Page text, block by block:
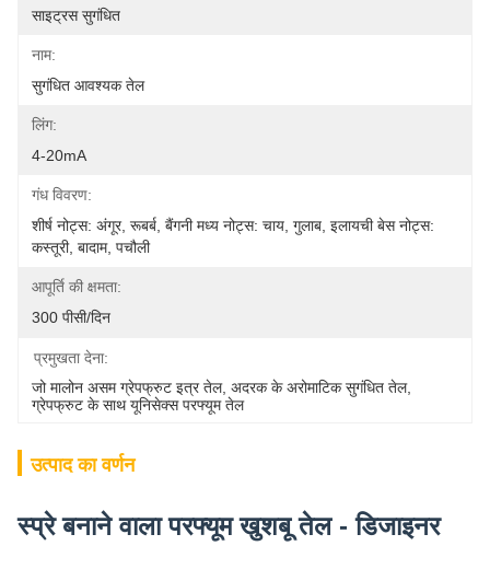
साइट्रस सुगंधित
नाम:
सुगंधित आवश्यक तेल
लिंग:
4-20mA
गंध विवरण:
शीर्ष नोट्स: अंगूर, रूबर्ब, बैंगनी मध्य नोट्स: चाय, गुलाब, इलायची बेस नोट्स:
कस्तूरी, बादाम, पचौली
आपूर्ति की क्षमता:
300 पीसी/दिन
प्रमुखता देना:
जो मालोन असम ग्रेपफ्रुट इत्र तेल, अदरक के अरोमाटिक सुगंधित तेल,
ग्रेपफ्रुट के साथ यूनिसेक्स परफ्यूम तेल
उत्पाद का वर्णन
स्प्रे बनाने वाला परफ्यूम खुशबू तेल - डिजाइनर